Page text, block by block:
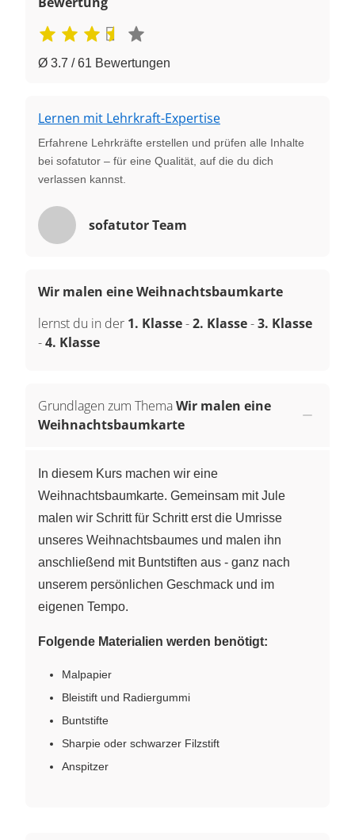
Ø 3.7 / 61 Bewertungen
Lernen mit Lehrkraft-Expertise
Erfahrene Lehrkräfte erstellen und prüfen alle Inhalte
bei sofatutor – für eine Qualität, auf die du dich
verlassen kannst.
sofatutor Team
Wir malen eine Weihnachtsbaumkarte
lernst du in der 1. Klasse-2. Klasse-3. Klasse
-4. Klasse
Grundlagen zum ThemaWir malen eine
Weihnachtsbaumkarte
In diesem Kurs machen wir eine
Weihnachtsbaumkarte. Gemeinsam mit Jule
malen wir Schritt für Schritt erst die Umrisse
unseres Weihnachtsbaumes und malen ihn
anschließend mit Buntstiften aus - ganz nach
unserem persönlichen Geschmack und im
eigenen Tempo.
Folgende Materialien werden benötigt:
Malpapier
Bleistift und Radiergummi
Buntstifte
Sharpie oder schwarzer Filzstift
Anspitzer